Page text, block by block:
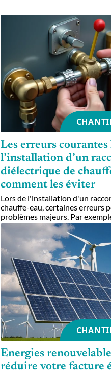
Les erreurs courantes
l’installation d’un
diélectrique de
comment les éviter
Lors de l'installation d'un
chauffe-eau, certaines erreurs
problèmes majeurs. Par
Energies
réduire votre facture